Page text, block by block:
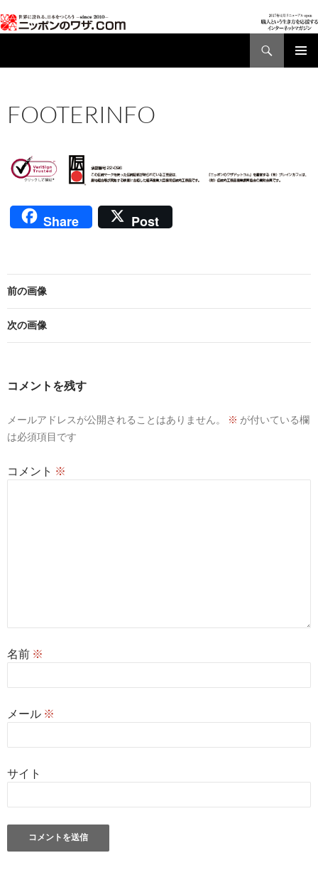
ン
ツ
キ
FOOTERINFO
Share Post
前の画像
次の画像
コメントを残す
メールアドレスが公開されることはありません。 ※ が付いている欄
は必須項目です
コメント ※
名前 ※
メール ※
サイト